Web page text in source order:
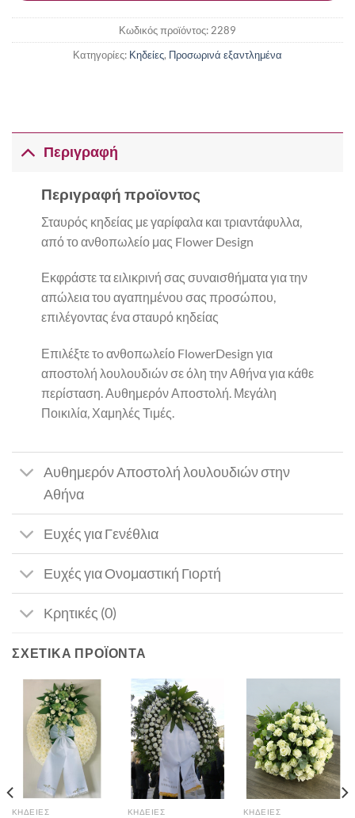
Κωδικός προϊόντος: 2289
Κατηγορίες: Κηδείες, Προσωρινά εξαντλημένα
Περιγραφή
Περιγραφή προϊοντος
Σταυρός κηδείας με γαρίφαλα και τριαντάφυλλα,
από το ανθοπωλείο μας Flower Design
Εκφράστε τα ειλικρινή σας συναισθήματα για την
απώλεια του αγαπημένου σας προσώπου,
επιλέγοντας ένα σταυρό κηδείας
Επιλέξτε τo ανθοπωλείο FlowerDesign για
αποστολή λουλουδιών σε όλη την Αθήνα για κάθε
περίσταση. Αυθημερόν Αποστολή. Μεγάλη
Ποικιλία, Χαμηλές Τιμές.
Αυθημερόν Αποστολή λουλουδιών στην
Αθήνα
Ευχές για Γενέθλια
Ευχές για Ονομαστική Γιορτή
Κρητικές (0)
ΣΧΕΤΙΚΆ ΠΡΟΪΌΝΤΑ
ΚΗΔΕΊΕΣ ΚΗΔΕΊΕΣ ΚΗΔΕΊΕΣ